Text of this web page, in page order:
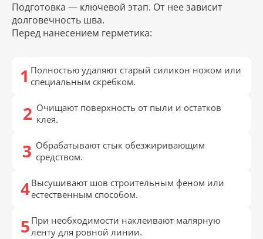
Подготовка — ключевой этап. От нее зависит
долговечность шва.
Перед нанесением герметика:
Полностью удаляют старый силикон ножом или
специальным скребком.
Очищают поверхность от пыли и остатков
клея.
Обрабатывают стык обезжиривающим
средством.
Высушивают шов строительным феном или
естественным способом.
При необходимости наклеивают малярную
ленту для ровной линии.